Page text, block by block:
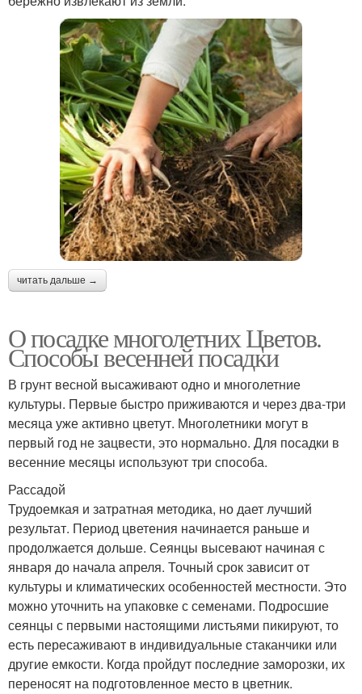
читать дальше →
О посадке многолетних Цветов.
Способы весенней посадки
В грунт весной высаживают одно и многолетние
культуры. Первые быстро приживаются и через два-три
месяца уже активно цветут. Многолетники могут в
первый год не зацвести, это нормально. Для посадки в
весенние месяцы используют три способа.
Рассадой
Трудоемкая и затратная методика, но дает лучший
результат. Период цветения начинается раньше и
продолжается дольше. Сеянцы высевают начиная с
января до начала апреля. Точный срок зависит от
культуры и климатических особенностей местности. Это
можно уточнить на упаковке с семенами. Подросшие
сеянцы с первыми настоящими листьями пикируют, то
есть пересаживают в индивидуальные стаканчики или
другие емкости. Когда пройдут последние заморозки, их
переносят на подготовленное место в цветник.